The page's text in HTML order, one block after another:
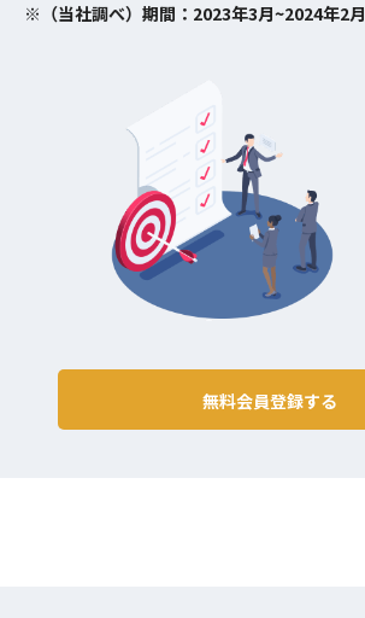
※（当社調べ）期間：2023年3月~2024年2月
無料会員登録する